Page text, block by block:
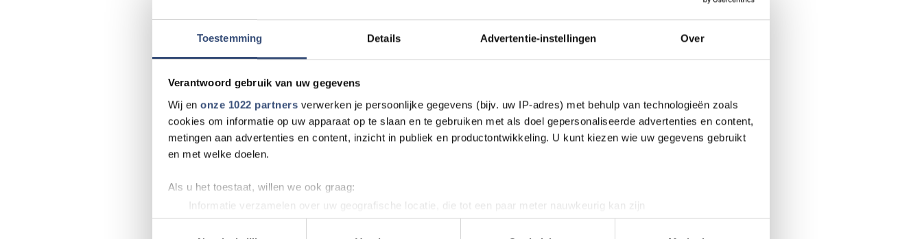
Toestemming Details Advertentie-instellingen Over
Verantwoord gebruik van uw gegevens
Wij en onze 1022 partners verwerken je persoonlijke gegevens (bijv. uw IP-adres) met behulp van technologieën zoals
cookies om informatie op uw apparaat op te slaan en te gebruiken met als doel gepersonaliseerde advertenties en content,
metingen aan advertenties en content, inzicht in publiek en productontwikkeling. U kunt kiezen wie uw gegevens gebruikt
en met welke doelen.
Als u het toestaat, willen we ook graag:
Informatie verzamelen over uw geografische locatie, die tot een paar meter nauwkeurig kan zijn
Uw apparaat identificeren door het actief te scannen op specifieke eigenschappen (fingerprinting)
U bent van harte welkom van 09:00 tot 15:30 uur aan de Breenstraat/Duinroosplein,
Meer nieuws van Goeree-Overflakkee:
Natuurbrand Ouddorp opgeschaald naar GRIP 2, brandweerman gewond
Warm weer vormt risico voor buiten geplaatste AED's